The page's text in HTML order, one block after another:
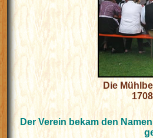
Die
Der Verein bekam den